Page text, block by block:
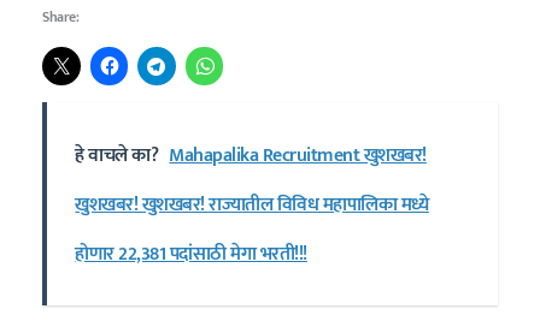
Share:
हे वाचले का? Mahapalika Recruitment खुशखबर!
खुशखबर! खुशखबर! राज्यातील विविध महापालिका मध्ये
होणार 22,381 पदांसाठी मेगा भरती!!!